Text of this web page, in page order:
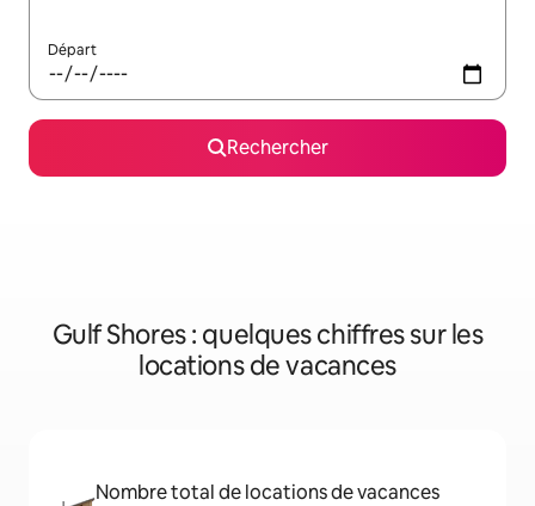
Départ
Rechercher
Gulf Shores : quelques chiffres sur les
locations de vacances
Nombre total de locations de vacances